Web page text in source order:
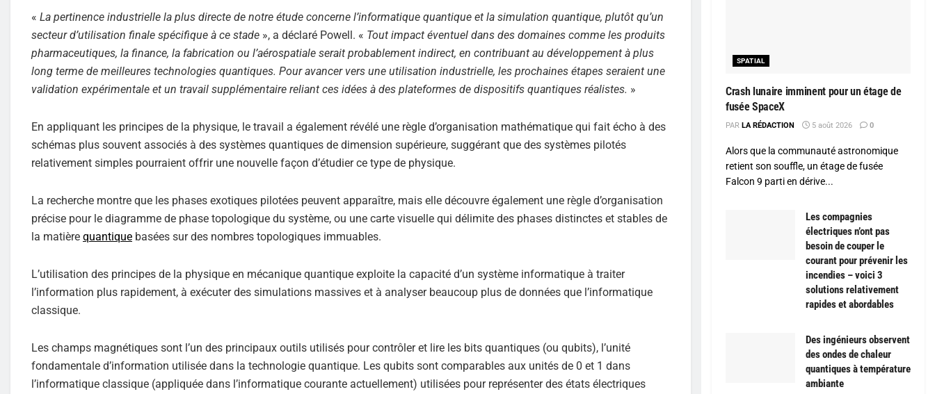
« La pertinence industrielle la plus directe de notre étude concerne l’informatique quantique et la simulation quantique, plutôt qu’un
secteur d’utilisation finale spécifique à ce stade », a déclaré Powell. « Tout impact éventuel dans des domaines comme les produits
pharmaceutiques, la finance, la fabrication ou l’aérospatiale serait probablement indirect, en contribuant au développement à plus
long terme de meilleures technologies quantiques. Pour avancer vers une utilisation industrielle, les prochaines étapes seraient une
validation expérimentale et un travail supplémentaire reliant ces idées à des plateformes de dispositifs quantiques réalistes. »
En appliquant les principes de la physique, le travail a également révélé une règle d’organisation mathématique qui fait écho à des
schémas plus souvent associés à des systèmes quantiques de dimension supérieure, suggérant que des systèmes pilotés
relativement simples pourraient offrir une nouvelle façon d’étudier ce type de physique.
La recherche montre que les phases exotiques pilotées peuvent apparaître, mais elle découvre également une règle d’organisation
précise pour le diagramme de phase topologique du système, ou une carte visuelle qui délimite des phases distinctes et stables de
la matière quantique basées sur des nombres topologiques immuables.
L’utilisation des principes de la physique en mécanique quantique exploite la capacité d’un système informatique à traiter
l’information plus rapidement, à exécuter des simulations massives et à analyser beaucoup plus de données que l’informatique
classique.
Les champs magnétiques sont l’un des principaux outils utilisés pour contrôler et lire les bits quantiques (ou qubits), l’unité
fondamentale d’information utilisée dans la technologie quantique. Les qubits sont comparables aux unités de 0 et 1 dans
l’informatique classique (appliquée dans l’informatique courante actuellement) utilisées pour représenter des états électriques
SPATIAL
Crash lunaire imminent pour un étage de
fusée SpaceX
PAR LA RÉDACTION 5 août 2026 0
Alors que la communauté astronomique
retient son souffle, un étage de fusée
Falcon 9 parti en dérive...
Les compagnies
électriques n’ont pas
besoin de couper le
courant pour prévenir les
incendies – voici 3
solutions relativement
rapides et abordables
Des ingénieurs observent
des ondes de chaleur
quantiques à température
ambiante